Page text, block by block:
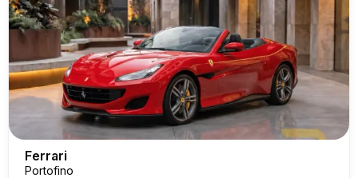
Ferrari
Portofino